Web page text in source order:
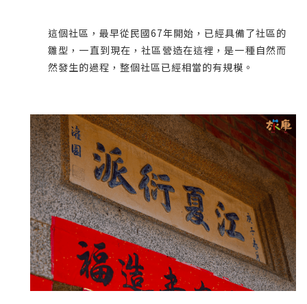
這個社區，最早從民國67年開始，已經具備了社區的
雛型，一直到現在，社區營造在這裡，是一種自然而
然發生的過程，整個社區已經相當的有規模。